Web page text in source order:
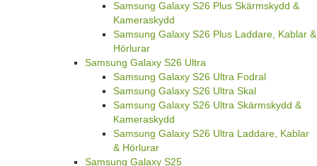
Samsung Galaxy S26 Plus Skärmskydd &
Kameraskydd
Samsung Galaxy S26 Plus Laddare, Kablar &
Hörlurar
Samsung Galaxy S26 Ultra
Samsung Galaxy S26 Ultra Fodral
Samsung Galaxy S26 Ultra Skal
Samsung Galaxy S26 Ultra Skärmskydd &
Kameraskydd
Samsung Galaxy S26 Ultra Laddare, Kablar
& Hörlurar
Samsung Galaxy S25